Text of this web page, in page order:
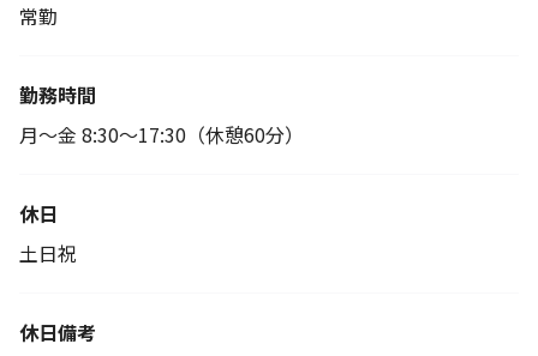
常勤
勤務時間
月～金 8:30～17:30（休憩60分）
休日
土日祝
休日備考